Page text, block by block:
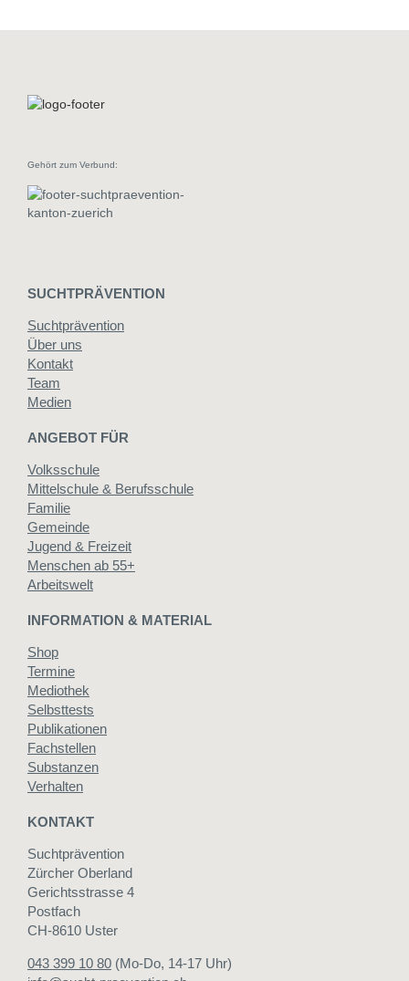
Menge
Gehört zum Verbund:
SUCHTPRÄVENTION
Suchtprävention
Über uns
Kontakt
Team
Medien
ANGEBOT FÜR
Volksschule
Mittelschule & Berufsschule
Familie
Gemeinde
Jugend & Freizeit
Menschen ab 55+
Arbeitswelt
INFORMATION & MATERIAL
Shop
Termine
Mediothek
Selbsttests
Publikationen
Fachstellen
Substanzen
Verhalten
KONTAKT
Suchtprävention
Zürcher Oberland
Gerichtsstrasse 4
Postfach
CH-8610 Uster
043 399 10 80 (Mo-Do, 14-17 Uhr)